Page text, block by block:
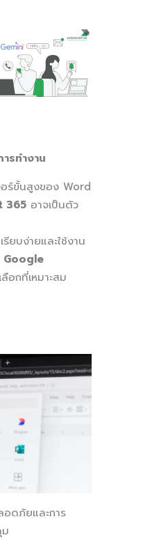
รทำงาน
ร์ขั้นสูงของ Word
365 อาจเป็นตัว
ยบง่ายและใช้งาน
Google
ลือกที่เหมาะสม
ดภัยและการ